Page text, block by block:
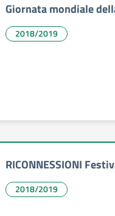
Giornata mondiale
2018/2019
RICONNESSIONI
2018/2019